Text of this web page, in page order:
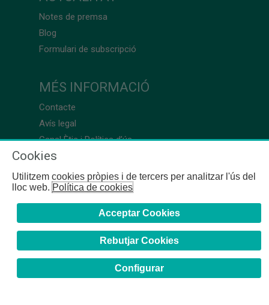
Notes de premsa
Blog
Formulari de subscripció
MÉS INFORMACIÓ
Contacte
Avís legal
Canal Ètic i Política d’ús
Cookies
Utilitzem cookies pròpies i de tercers per analitzar l'ús del
lloc web.Política de cookies
Acceptar Cookies
Rebutjar Cookies
Configurar